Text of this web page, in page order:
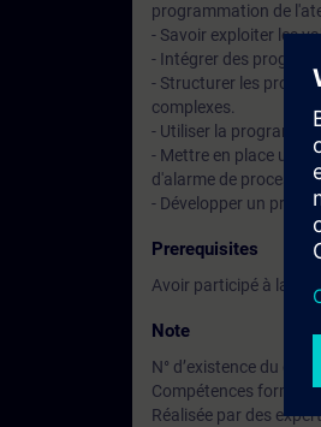
programmation de
- Savoir exploiter les
- Intégrer des
- Structurer les
complexes.
- Utiliser la
- Mettre en place une
d'alarme de process.
- Développer un
Prerequisites
Avoir participé à la
Note
N° d’existence du
Compétences
Réalisée par des